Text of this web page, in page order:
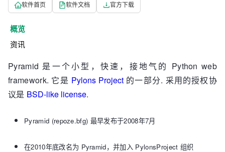
软件首页 软件文档 官方下载
概览
资讯
Pyramid 是一个小型，快速，接地气的 Python web
framework. 它是 Pylons Project的一部分. 采用的授权协
议是 BSD-like license.
Pyramid (repoze.bfg) 最早发布于2008年7月
在2010年底改名为 Pyramid，并加入 PylonsProject 组织